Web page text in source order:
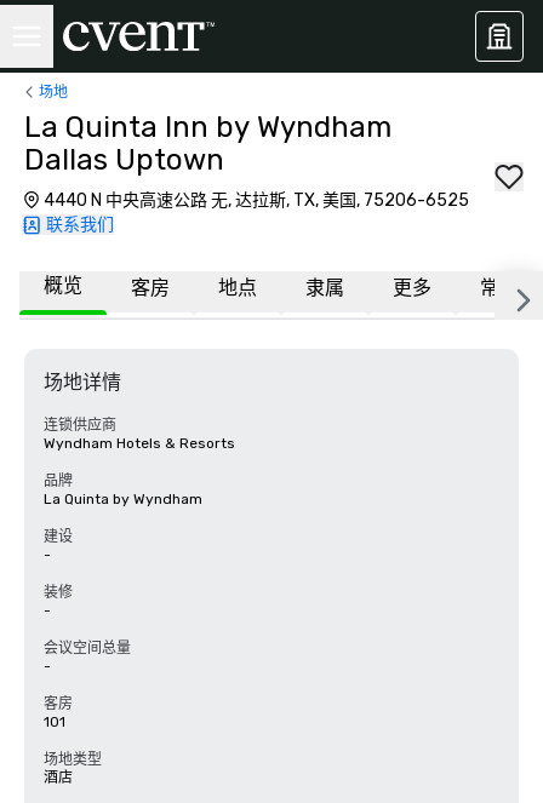
场地
La Quinta Inn by Wyndham
Dallas Uptown
4440 N 中央高速公路 无, 达拉斯, TX, 美国, 75206-6525
联系我们
概览 客房 地点 隶属 更多 常见问
场地详情
连锁供应商
Wyndham Hotels & Resorts
品牌
La Quinta by Wyndham
建设
-
装修
-
会议空间总量
-
客房
101
场地类型
酒店